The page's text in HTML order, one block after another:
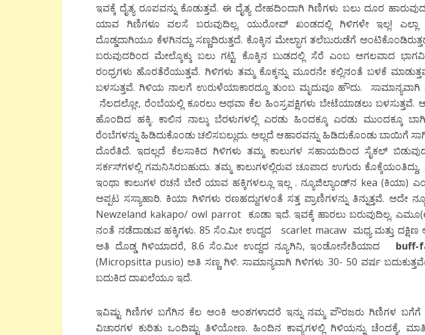
ಇವಕ್ಕೆ ದೈತ್ಯ ರೂಪವನ್ನು ಕೊಡುತ್ತವೆ. ಈ ದೈತ್ಯ ದೇಹದಿಂದಾಗಿ ಗಿಣಿಗಳು ಬಲು ದೂರ
ಯಾವ ಗಿಣಿಗಳೂ ವಲಸೆ ಬರುವುದಿಲ್ಲ. ಯುರೋಪ್ ಖಂಡದಲ್ಲಿ ಗಿಳಿಗಳೇ ಇಲ್ಲ! ಎಲ್ಲಾ
ದೊಡ್ಡದಾಗಿಯೂ ಕೆಳಗಿನದ್ದು ಸಣ್ಣದಿರುತ್ತದೆ. ಕೊಕ್ಕಿನ ಮೇಲ್ಭಾಗ ತಲೆಬುರುಡೆಗೆ
ಬರುವುದರಿಂದ ಮೇಲ್ಕೊಕ್ಕು ಬಲು ಗಟ್ಟಿ. ಕೊಕ್ಕಿನ ಬುಡದಲ್ಲಿ ಸೆರೆ ಎಂಬ ಅಗಲವಾದ
ರಂಧ್ರಗಳು ಹೊರತೆರೆಯುತ್ತವೆ. ಗಿಳಿಗಳು ತಮ್ಮ ಕೊಕ್ಕನ್ನು ಮೂರನೇ ಕಲ್ಲಿನಂತೆ ಬಳಕೆ
ಬಳಸುತ್ತವೆ. ಗಿಳಿಯ ನಾಲಗೆ ಉರುಳೆಯಾಕಾರದ್ದೂ ತುಂಬ ಮೃದುವೂ ಹೌದು. ಸಾಮಾನ್ಯವಾಗಿ
ನೆಲದಲ್ಲೋ, ರೆಂಬೆಯಲ್ಲಿ ಕೂರಲು ಅಥವಾ ಕೆಲ ಹಿಂಸ್ರಪಕ್ಷಿಗಳು ಬೇಟೆಯಾಡಲು ಬಳಸುತ್ತವೆ.
ಹೊಂದಿದ ಹಕ್ಕಿ. ಕಾಲಿನ ನಾಲ್ಕು ಬೆರಳುಗಳಲ್ಲಿ ಎರಡು ಹಿಂದಕ್ಕೂ ಎರಡು ಮುಂದಕ್ಕೂ
ರೆಂಬೆಗಳನ್ನು ಹಿಡಿದುಕೊಂಡು ಚಲಿಸಬಲ್ಲುದು. ಅಲ್ಲದೆ ಆಹಾರವನ್ನು ಹಿಡಿದುಕೊಂಡು ಬಾಯಿಗೆ
ದೊರೆತಿದೆ. ಇದಲ್ಲದೆ ಕೆಲಸಾಕಿದ ಗಿಳಿಗಳು ತಮ್ಮ ಕಾಲುಗಳ ಸಹಾಯದಿಂದ ಸೈಕಲ್
ಸರ್ಕಸ್‍ಗಳಲ್ಲಿ ಗಮನಿಸಿರಬಹುದು. ತಮ್ಮ ಕಾಲುಗಳಲ್ಲಿರುವ ಚೂಪಾದ ಉಗುರು
ಇಂಥಾ ಕಾಲುಗಳ ರಚನೆ ಬೇರೆ ಯಾವ ಹಕ್ಕಿಗಳಲ್ಲೂ ಇಲ್ಲ . ನ್ಯೂಜಿಲ್ಯಾಂಡ್‍ನ kea (ಕಿಯಾ)
ಅಪ್ಪಟ ಸಸ್ಯಾಹಾರಿ. ಕಿಯಾ ಗಿಳಿಗಳು ರಣಹದ್ದುಗಳಂತೆ ಸತ್ತ ಪ್ರಾಣಿಗಳನ್ನು ತಿನ್ನುತ್ತವೆ. ಅದೇ
Newzeland kakapo/ owl parrot ಕೂಡಾ ಇದೆ. ಇವಕ್ಕೆ ಹಾರಲು ಬರುವುದಿಲ್ಲ.
ನಂತೆ ನಡೆದಾಡುವ ಹಕ್ಕಿಗಳು. 85 ಸೆಂ.ಮೀ ಉದ್ದದ scarlet macaw ಮಧ್ಯ ಮತ್ತು
ಅತಿ ದೊಡ್ಡ ಗಿಳಿಯಾದರೆ, 8.6 ಸೆಂ.ಮೀ ಉದ್ದದ ನ್ಯೂಗಿನಿ, ಇಂಡೋನೇಶಿಯಾದ buff-
(Micropsitta pusio) ಅತಿ ಸಣ್ಣ ಗಿಳಿ. ಸಾಮಾನ್ಯವಾಗಿ ಗಿಳಿಗಳು 30- 50 ವರ್ಷ
ಬದುಕಿದ ದಾಖಲೆಯೂ ಇದೆ.
ಇವಿಷ್ಟು ಗಿಣಿಗಳ ಬಗೆಗಿನ ಕೆಲ ಅಂಕಿ ಅಂಶಗಳಾದರೆ ಇನ್ನು ನಮ್ಮ ಪೌರಜರು ಗಿಣಿಗಳ ಬಗೆಗೆ
ವಿಚಾರಗಳ ಕುರಿತು ಒಂದಿಷ್ಟು ತಿಳಿಯೋಣ. ಹಿಂದಿನ ಕಾವ್ಯಗಳಲ್ಲಿ ಗಿಳಿಯನ್ನು ಚೆಂದಕ್ಕೆ,